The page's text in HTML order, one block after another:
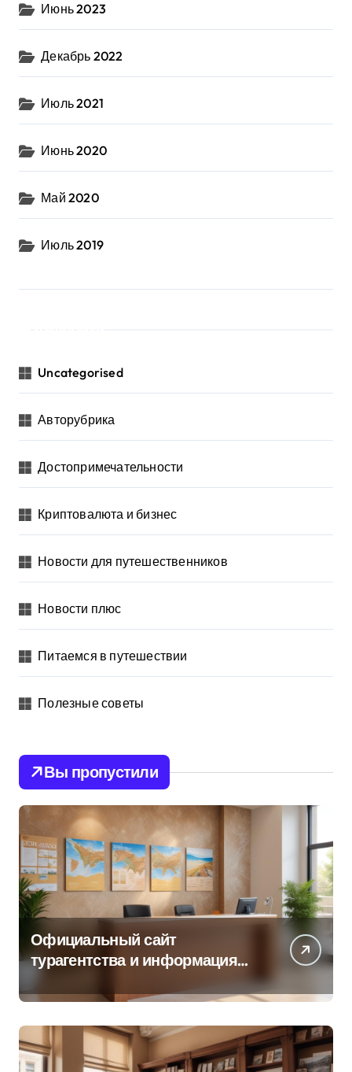
Июнь 2023
Декабрь 2022
Июль 2021
Июнь 2020
Май 2020
Июль 2019
Uncategorised
Авторубрика
Достопримечательности
Криптовалюта и бизнес
Новости для путешественников
Новости плюс
Питаемся в путешествии
Полезные советы
Вы пропустили
Официальный сайт
турагентства и информация